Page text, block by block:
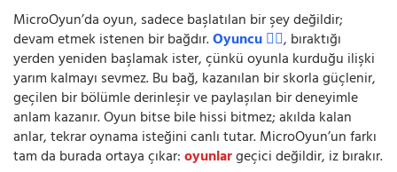
MicroOyun’da oyun, sadece başlatılan bir şey değildir;
devam etmek istenen bir bağdır.Oyuncu 🧍‍♂️, bıraktığı
yerden yeniden başlamak ister, çünkü oyunla kurduğu ilişki
yarım kalmayı sevmez. Bu bağ, kazanılan bir skorla güçlenir,
geçilen bir bölümle derinleşir ve paylaşılan bir deneyimle
anlam kazanır. Oyun bitse bile hissi bitmez; akılda kalan
anlar, tekrar oynama isteğini canlı tutar. MicroOyun’un farkı
tam da burada ortaya çıkar:oyunlargeçici değildir, iz bırakır.